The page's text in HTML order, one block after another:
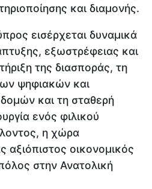
και διαμονής.
εισέρχεται δυναμικά
εξωστρέφειας και
της διασποράς, τη
ψηφιακών και
και τη σταθερή
ενός φιλικού
η χώρα
αξιόπιστος οικονομικός
στην Ανατολική